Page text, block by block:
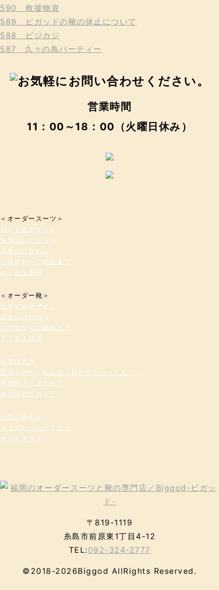
590 救援物資
589 ビガッドの靴の休止について
588 ビジカジ
587 久々の鳥パーティー
営業時間
11：00～18：00（火曜日休み）
＜オーダースーツ＞
おすすめデザイン
生地コレクション
店長のこだわり
ご注文からご納品まで
よくある質問
＜オーダー靴＞
おすすめデザイン
店長のこだわり
ご注文からご納品まで
よくある質問
お客様の声
店長大神の「ちょっと言わせちゃってん！」
店舗案内・アクセス
ある日のビガッド
お問い合わせ
プライバシーポリシー
サイトマップ
〒819-1119
糸島市前原東1丁目4-12
TEL:092-324-2777
©2018-2026Biggod AllRights Reserved.